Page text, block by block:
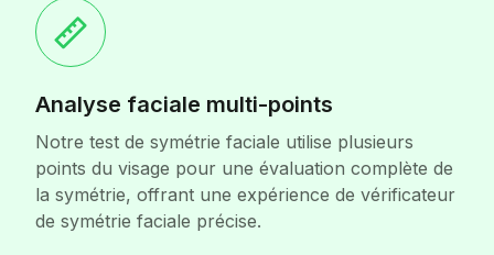
Analyse faciale multi-points
Notre test de symétrie faciale utilise plusieurs
points du visage pour une évaluation complète de
la symétrie, offrant une expérience de vérificateur
de symétrie faciale précise.